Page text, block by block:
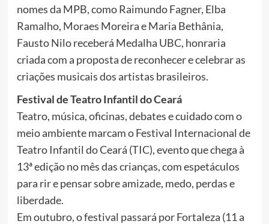
nomes da MPB, como Raimundo Fagner, Elba
Ramalho, Moraes Moreira e Maria Bethânia,
Fausto Nilo receberá Medalha UBC, honraria
criada com a proposta de reconhecer e celebrar as
criações musicais dos artistas brasileiros.
Festival de Teatro Infantil do Ceará
Teatro, música, oficinas, debates e cuidado com o
meio ambiente marcam o Festival Internacional de
Teatro Infantil do Ceará (TIC), evento que chega à
13ª edição no mês das crianças, com espetáculos
para rir e pensar sobre amizade, medo, perdas e
liberdade.
Em outubro, o festival passará por Fortaleza (11 a